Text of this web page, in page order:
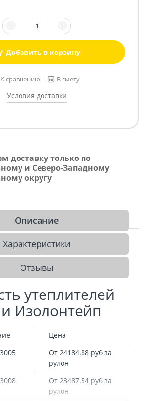
Добавить в корзину
К сравнению В смету
Условия доставки
доставку только по
и Северо-Западному
округу
Описание
Характеристики
Отзывы
утеплителей
Изолонтейп
Цена
От 24184.88 руб за
рулон
От 23487.54 руб за
рулон